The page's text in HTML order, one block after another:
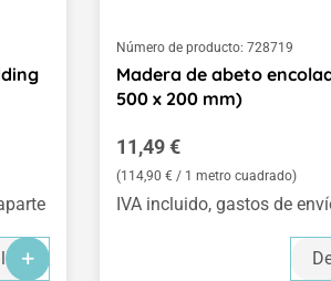
Número de producto: 728719
Madera de abeto
500 x 200 mm)
Precio normal:
11,49 €
(114,90 € / 1 metro cuadrado)
IVA incluido, gastos de